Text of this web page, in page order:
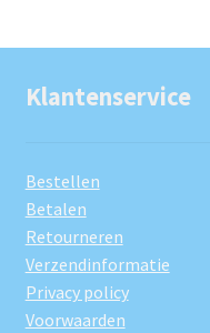
Klantenservice
Bestellen
Betalen
Retourneren
Verzendinformatie
Privacy policy
Voorwaarden